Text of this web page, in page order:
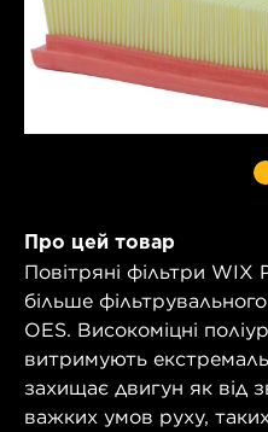
Про цей товар
Повітряні фільтри WIX
більше
OES. Високоміцні
витримують
захищає двигун як від
важких умов руху,